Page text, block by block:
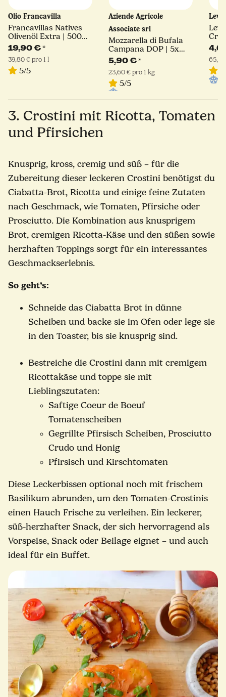
Olio Francavilla
Francavillas Natives
Olivenöl Extra | 500
ml
19,90 €*
39,80 € pro 1 l
5/5
Aziende Agricole
Associate srl
Mozzarella di Bufala
Campana DOP | 5x
50g | Aziende Agricole
Associate
5,90 €*
23,60 € pro 1 kg
5/5
65,71
3. Crostini mit Ricotta, Tomaten
und Pfirsichen
Knusprig, kross, cremig und süß – für die
Zubereitung dieser leckeren Crostini benötigst du
Ciabatta-Brot, Ricotta und einige feine Zutaten
nach Geschmack, wie Tomaten, Pfirsiche oder
Prosciutto. Die Kombination aus knusprigem
Brot, cremigen Ricotta-Käse und den süßen sowie
herzhaften Toppings sorgt für ein interessantes
Geschmackserlebnis.
So geht’s:
Schneide das Ciabatta Brot in dünne
Scheiben und backe sie im Ofen oder lege sie
in den Toaster, bis sie knusprig sind.
Bestreiche die Crostini dann mit cremigem
Ricottakäse und toppe sie mit
Lieblingszutaten:
Saftige Coeur de Boeuf
Tomatenscheiben
Gegrillte Pfirsisch Scheiben, Prosciutto
Crudo und Honig
Pfirsisch und Kirschtomaten
Diese Leckerbissen optional noch mit frischem
Basilikum abrunden, um den Tomaten-Crostinis
einen Hauch Frische zu verleihen. Ein leckerer,
süß-herzhafter Snack, der sich hervorragend als
Vorspeise, Snack oder Beilage eignet – und auch
ideal für ein Buffet.